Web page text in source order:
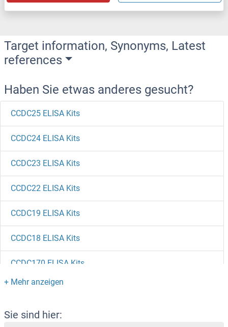
Target information, Synonyms, Latest
references
Haben Sie etwas anderes gesucht?
CCDC25 ELISA Kits
CCDC24 ELISA Kits
CCDC23 ELISA Kits
CCDC22 ELISA Kits
CCDC19 ELISA Kits
CCDC18 ELISA Kits
CCDC170 ELISA Kits
CCDC17 ELISA Kits
CCDC158 ELISA Kits
Sie sind hier: